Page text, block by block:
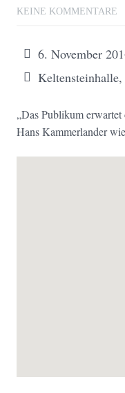
KEINE KOMMENTARE
6. November
„Das Publikum
Hans Kammerlander